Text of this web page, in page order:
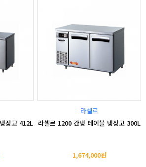
장고 412L
라셀르
라셀르 1200 간냉 테이블 냉장고 300L
1,674,000원